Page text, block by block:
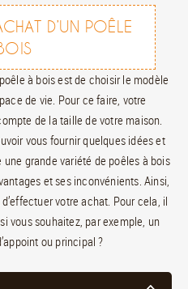
D’UN POÊLE
à bois est de choisir le modèle
de vie. Pour ce faire, votre
de la taille de votre maison.
vous fournir quelques idées et
grande variété de poêles à bois
et ses inconvénients. Ainsi,
votre achat. Pour cela, il
vous souhaitez, par exemple, un
ou principal ?